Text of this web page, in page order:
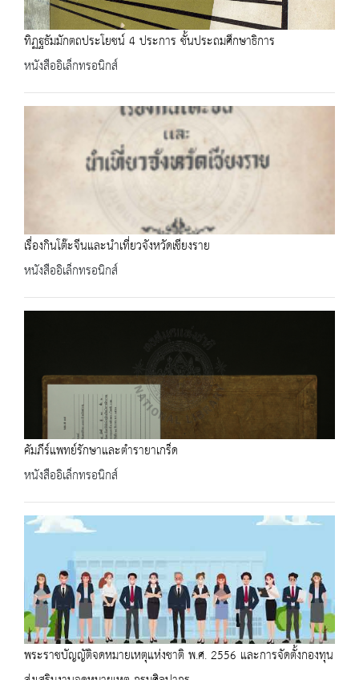
ทิฏฐธัมมักตถประโยชน์ 4 ประการ ชั้นประถมศึกษาธิการ
หนังสืออิเล็กทรอนิกส์
เรื่องกินโต๊ะจีนและนำเที่ยวจังหวัดเชียงราย
หนังสืออิเล็กทรอนิกส์
คัมภีร์แพทย์รักษาและตำรายาเกร็ด
หนังสืออิเล็กทรอนิกส์
พระราชบัญญัติจดหมายเหตุแห่งชาติ พ.ศ. 2556 และการจัดตั้งกองทุน